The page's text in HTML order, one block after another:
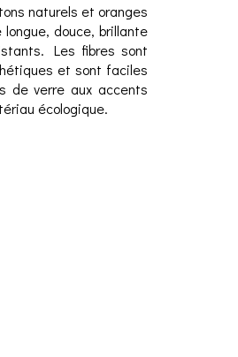
naturels et oranges
douce, brillante
Les fibres sont
et sont faciles
de verre aux accents
écologique.